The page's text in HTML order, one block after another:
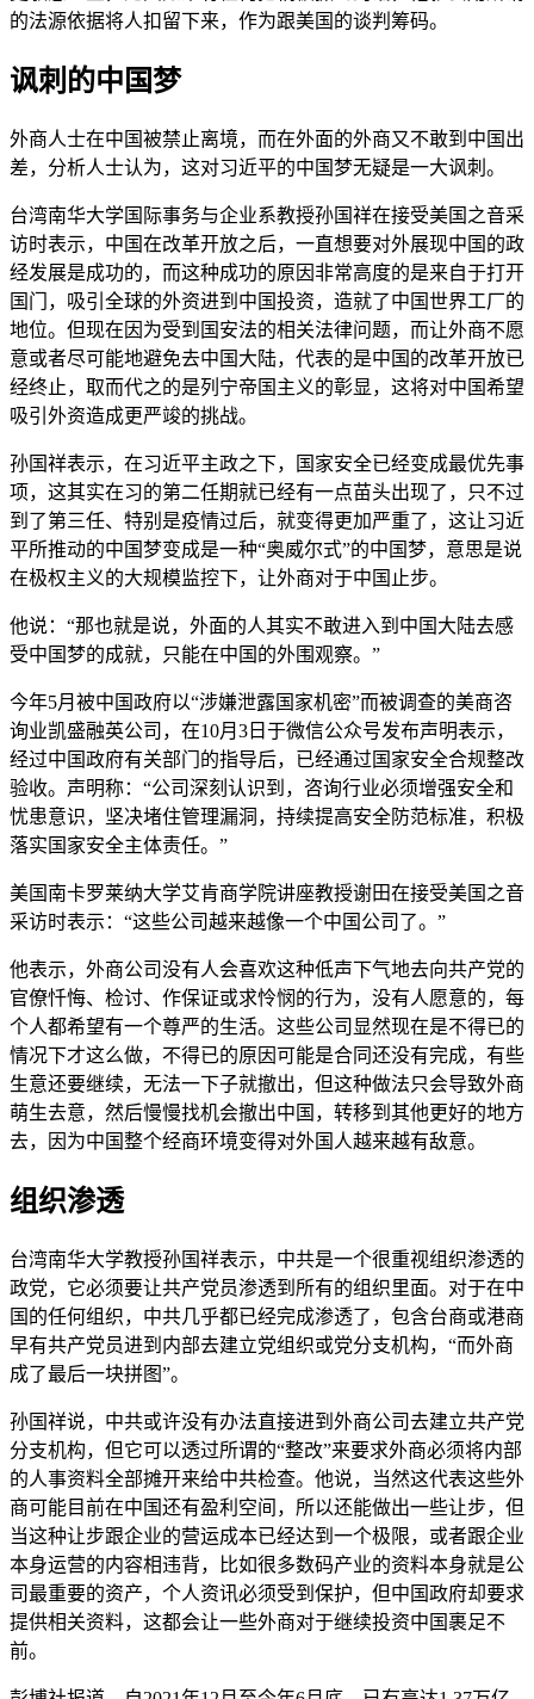
的法源依据将人扣留下来，作为跟美国的谈判筹码。
讽刺的中国梦
外商人士在中国被禁止离境，而在外面的外商又不敢到中国出
差，分析人士认为，这对习近平的中国梦无疑是一大讽刺。
台湾南华大学国际事务与企业系教授孙国祥在接受美国之音采
访时表示，中国在改革开放之后，一直想要对外展现中国的政
经发展是成功的，而这种成功的原因非常高度的是来自于打开
国门，吸引全球的外资进到中国投资，造就了中国世界工厂的
地位。但现在因为受到国安法的相关法律问题，而让外商不愿
意或者尽可能地避免去中国大陆，代表的是中国的改革开放已
经终止，取而代之的是列宁帝国主义的彰显，这将对中国希望
吸引外资造成更严竣的挑战。
孙国祥表示，在习近平主政之下，国家安全已经变成最优先事
项，这其实在习的第二任期就已经有一点苗头出现了，只不过
到了第三任、特别是疫情过后，就变得更加严重了，这让习近
平所推动的中国梦变成是一种“奥威尔式”的中国梦，意思是说
在极权主义的大规模监控下，让外商对于中国止步。
他说：“那也就是说，外面的人其实不敢进入到中国大陆去感
受中国梦的成就，只能在中国的外围观察。”
今年5月被中国政府以“涉嫌泄露国家机密”而被调查的美商咨
询业凯盛融英公司，在10月3日于微信公众号发布声明表示，
经过中国政府有关部门的指导后，已经通过国家安全合规整改
验收。声明称：“公司深刻认识到，咨询行业必须增强安全和
忧患意识，坚决堵住管理漏洞，持续提高安全防范标准，积极
落实国家安全主体责任。”
美国南卡罗莱纳大学艾肯商学院讲座教授谢田在接受美国之音
采访时表示：“这些公司越来越像一个中国公司了。”
他表示，外商公司没有人会喜欢这种低声下气地去向共产党的
官僚忏悔、检讨、作保证或求怜悯的行为，没有人愿意的，每
个人都希望有一个尊严的生活。这些公司显然现在是不得已的
情况下才这么做，不得已的原因可能是合同还没有完成，有些
生意还要继续，无法一下子就撤出，但这种做法只会导致外商
萌生去意，然后慢慢找机会撤出中国，转移到其他更好的地方
去，因为中国整个经商环境变得对外国人越来越有敌意。
组织渗透
台湾南华大学教授孙国祥表示，中共是一个很重视组织渗透的
政党，它必须要让共产党员渗透到所有的组织里面。对于在中
国的任何组织，中共几乎都已经完成渗透了，包含台商或港商
早有共产党员进到内部去建立党组织或党分支机构，“而外商
成了最后一块拼图”。
孙国祥说，中共或许没有办法直接进到外商公司去建立共产党
分支机构，但它可以透过所谓的“整改”来要求外商必须将内部
的人事资料全部摊开来给中共检查。他说，当然这代表这些外
商可能目前在中国还有盈利空间，所以还能做出一些让步，但
当这种让步跟企业的营运成本已经达到一个极限，或者跟企业
本身运营的内容相违背，比如很多数码产业的资料本身就是公
司最重要的资产，个人资讯必须受到保护，但中国政府却要求
提供相关资料，这都会让一些外商对于继续投资中国裹足不
前。